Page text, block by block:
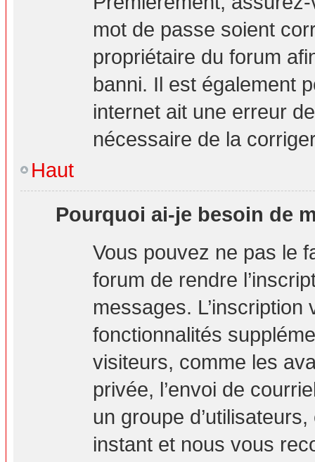
mot de passe soient
propriétaire du forum
banni. Il est également
internet ait une erreur
nécessaire de la
Haut
Pourquoi ai-je besoin de
Vous pouvez ne pas le
forum de rendre
messages.
fonctionnalités
visiteurs, comme les
privée, l’envoi de
un groupe
instant et nous vous